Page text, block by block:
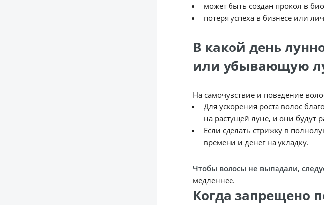
может быть создан прокол в
потеря успеха в бизнесе или
В какой день
или убывающую
На самочувствие и поведение
Для ускорения роста волос
на растущей луне, и они будут
Если сделать стрижку в
времени и денег на укладку.
Чтобы волосы не выпадали,
медленнее.
Когда запрещено